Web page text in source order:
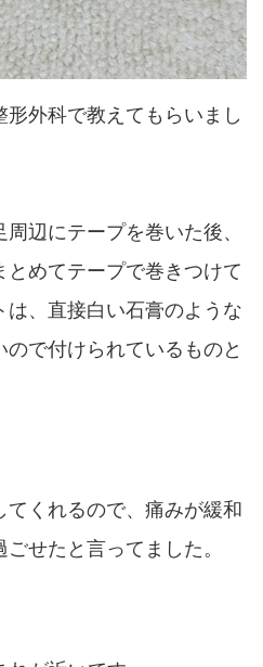
外科で教えてもらいまし
辺にテープを巻いた後、
とめてテープで巻きつけて
は、直接白い石膏のような
で付けられているものと
てくれるので、痛みが緩和
せたと言ってました。